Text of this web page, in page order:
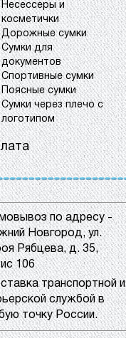
Несессеры и
косметички
Дорожные сумки
Сумки для
документов
Спортивные сумки
Поясные сумки
Сумки через плечо с
логотипом
по адресу -
Новгород, ул.
Рябцева, д. 35,
106
транспортной и
службой в
точку России.